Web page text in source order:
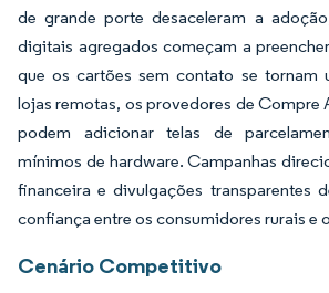
de grande porte desaceleram a
digitais agregados começam a
que os cartões sem contato se tornam
lojas remotas, os provedores de Compre
podem adicionar telas de
mínimos de hardware. Campanhas
financeira e divulgações transparentes
confiança entre os consumidores rurais e
Cenário Competitivo